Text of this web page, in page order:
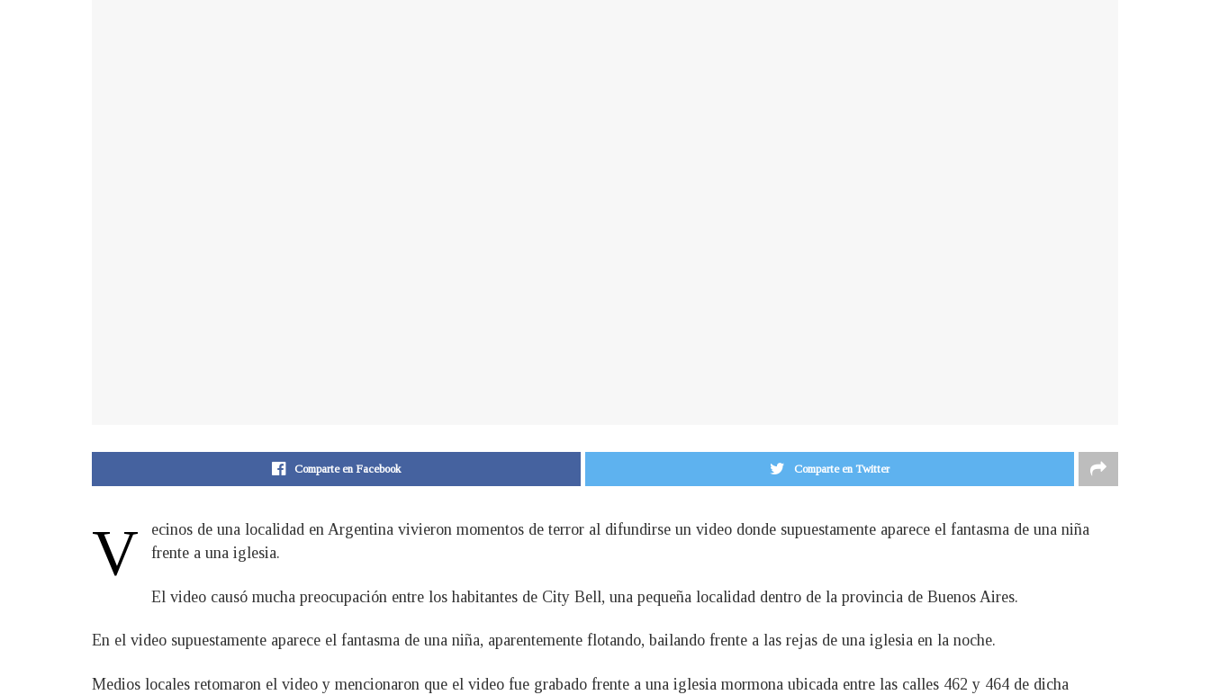
Comparte en Facebook Comparte en Twitter
V
ecinos de una localidad en Argentina vivieron momentos de terror al difundirse un video donde supuestamente aparece el fantasma de una niña
frente a una iglesia.
El video causó mucha preocupación entre los habitantes de City Bell, una pequeña localidad dentro de la provincia de Buenos Aires.
En el video supuestamente aparece el fantasma de una niña, aparentemente flotando, bailando frente a las rejas de una iglesia en la noche.
Medios locales retomaron el video y mencionaron que el video fue grabado frente a una iglesia mormona ubicada entre las calles 462 y 464 de dicha